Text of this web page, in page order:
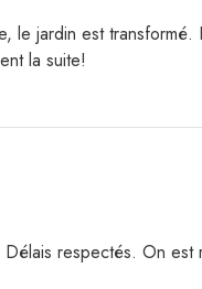
le jardin est
la suite!
respectés. On